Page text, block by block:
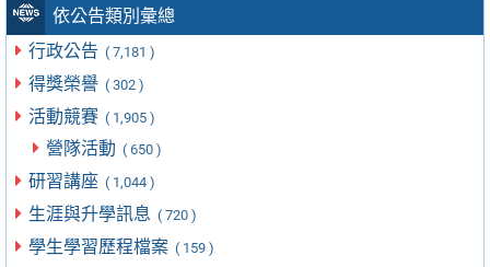
依公告類別彙總
行政公告 ( 7,181 )
得獎榮譽 ( 302 )
活動競賽 ( 1,905 )
營隊活動 ( 650 )
研習講座 ( 1,044 )
生涯與升學訊息 ( 720 )
學生學習歷程檔案 ( 159 )